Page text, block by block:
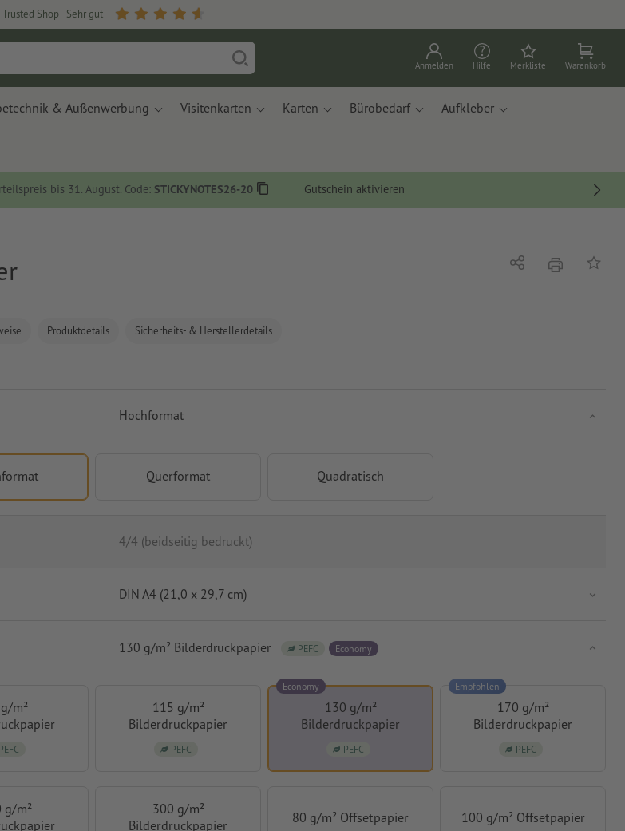
Trusted Shop - Sehr gut
Anmelden Hilfe Merkliste Warenkorb
& Außenwerbung Visitenkarten Karten Bürobedarf Aufkleber
bis 31. August. Code: STICKYNOTES26-20 Gutschein aktivieren
Produktdetails Sicherheits- & Herstellerdetails
Teilen DruckenAuf
Hochformat
Querformat Quadratisch
4/4 (beidseitig bedruckt)
DIN A4 (21,0 x 29,7 cm)
130 g/m² Bilderdruckpapier PEFC Economy
m²
PEFC
115 g/m²
Bilderdruckpapier
PEFC
130 g/m²
Bilderdruckpapier
PEFC
Economy
170 g/m²
Bilderdruckpapier
PEFC
Empfohlen
g/m²
300 g/m²
Bilderdruckpapier
80 g/m² Offsetpapier 100 g/m² Offsetpapier